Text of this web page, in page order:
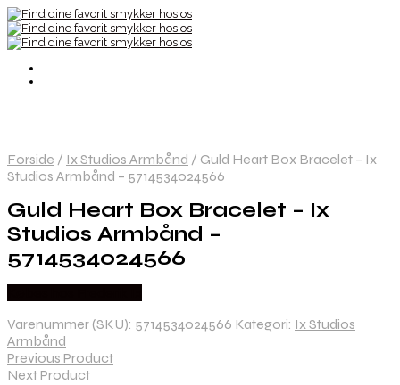
Forside / Ix Studios Armbånd / Guld Heart Box Bracelet – Ix
Studios Armbånd – 5714534024566
Guld Heart Box Bracelet – Ix
Studios Armbånd –
5714534024566
Varenummer (SKU): 5714534024566 Kategori: Ix Studios
Armbånd
Previous Product
Next Product